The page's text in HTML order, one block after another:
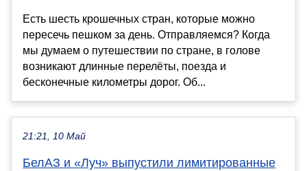
Есть шесть крошечных стран, которые можно
пересечь пешком за день. Отправляемся? Когда
мы думаем о путешествии по стране, в голове
возникают длинные перелёты, поезда и
бесконечные километры дорог. Об...
21:21, 10 Май
БелАЗ и «Луч» выпустили лимитированные